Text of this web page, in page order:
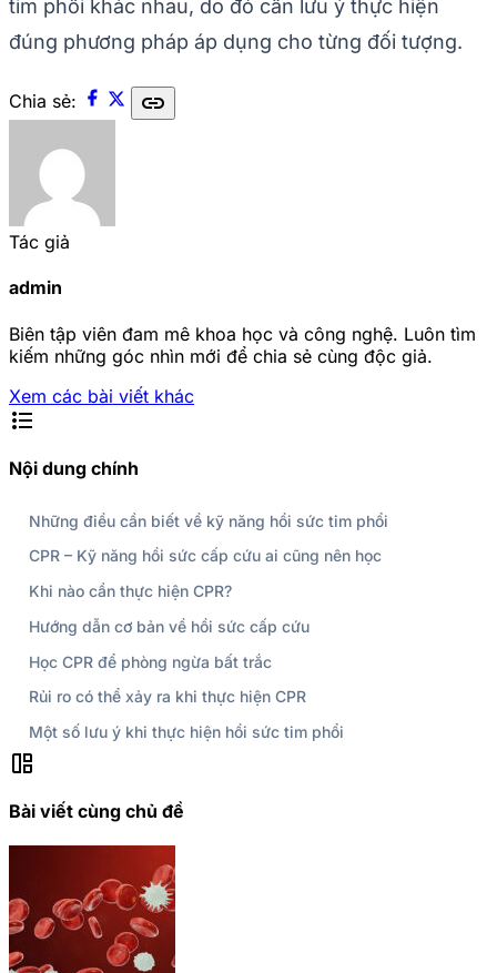
tim phổi khác nhau, do đó cần lưu ý thực hiện
đúng phương pháp áp dụng cho từng đối tượng.
Chia sẻ: link
Tác giả
admin
Biên tập viên đam mê khoa học và công nghệ. Luôn tìm
kiếm những góc nhìn mới để chia sẻ cùng độc giả.
Xem các bài viết khác
format_list_bulleted
Nội dung chính
Những điều cần biết về kỹ năng hồi sức tim phổi
CPR – Kỹ năng hồi sức cấp cứu ai cũng nên học
Khi nào cần thực hiện CPR?
Hướng dẫn cơ bản về hồi sức cấp cứu
Học CPR để phòng ngừa bất trắc
Rủi ro có thể xảy ra khi thực hiện CPR
Một số lưu ý khi thực hiện hồi sức tim phổi
auto_awesome_mosaic
Bài viết cùng chủ đề